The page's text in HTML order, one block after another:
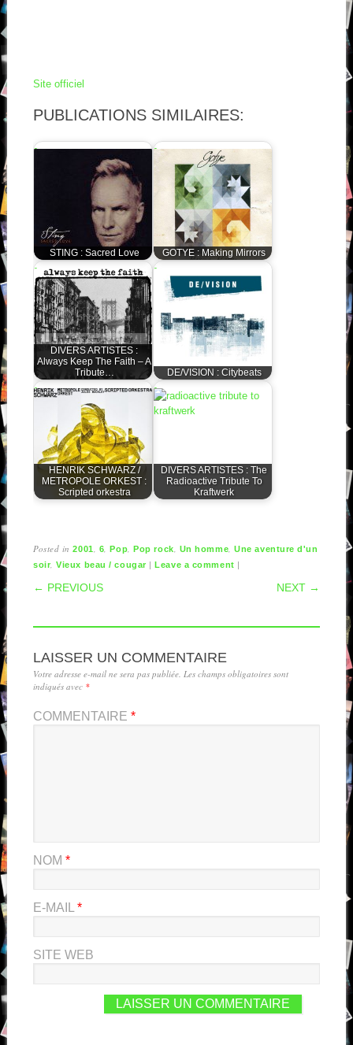
Site officiel
PUBLICATIONS SIMILAIRES:
STING : Sacred Love GOTYE : Making Mirrors
DIVERS ARTISTES :
Always Keep The Faith – A
Tribute…
DE/VISION : Citybeats
HENRIK SCHWARZ /
METROPOLE ORKEST :
Scripted orkestra
DIVERS ARTISTES : The
Radioactive Tribute To
Kraftwerk
Posted in2001, 6,Pop,Pop rock, Un homme,Une aventure d'un
soir,Vieux beau / cougar |Leave a comment |
POST NAVIGATION
← PREVIOUS NEXT →
LAISSER UN COMMENTAIRE
Votre adresse e-mail ne sera pas publiée. Les champs obligatoires sont
indiqués avec *
COMMENTAIRE *
NOM *
E-MAIL *
SITE WEB